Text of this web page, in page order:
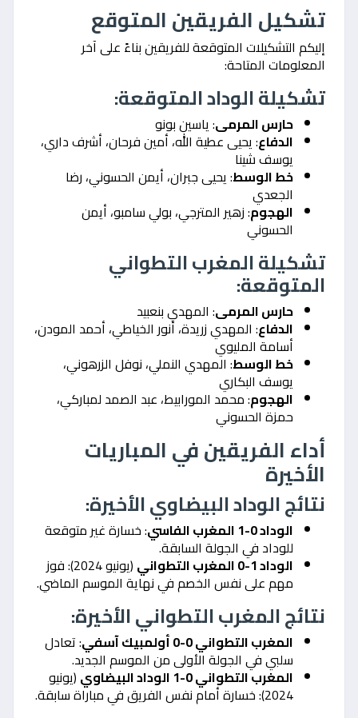
تشكيل الفريقين المتوقع
إليكم التشكيلات المتوقعة للفريقين بناءً على آخر
المعلومات المتاحة:
تشكيلة الوداد المتوقعة:
حارس المرمى: ياسين بونو
الدفاع: يحيى عطية الله، أمين فرحان، أشرف داري،
يوسف شينا
خط الوسط: يحيى جبران، أيمن الحسوني، رضا
الجعدي
الهجوم: زهير المترجي، بولي سامبو، أيمن
الحسوني
تشكيلة المغرب التطواني
المتوقعة:
حارس المرمى: المهدي بنعبيد
الدفاع: المهدي زريدة، أنور الخياطي، أحمد المودن،
أسامة المليوي
خط الوسط: المهدي النملي، نوفل الزرهوني،
يوسف البكاري
الهجوم: محمد المورابيط، عبد الصمد لمباركي،
حمزة الحسوني
أداء الفريقين في المباريات
الأخيرة
نتائج الوداد البيضاوي الأخيرة:
الوداد 0-1 المغرب الفاسي : خسارة غير متوقعة
للوداد في الجولة السابقة.
الوداد 1-0 المغرب التطواني (يونيو 2024): فوز
مهم على نفس الخصم في نهاية الموسم الماضي.
نتائج المغرب التطواني الأخيرة:
المغرب التطواني 0-0 أولمبيك آسفي : تعادل
سلبي في الجولة الأولى من الموسم الجديد.
المغرب التطواني 0-1 الوداد البيضاوي (يونيو
2024): خسارة أمام نفس الفريق في مباراة سابقة.